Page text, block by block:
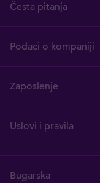
Česta pitanja
Podaci o kompaniji
Zaposlenje
Uslovi i pravila
Bugarska